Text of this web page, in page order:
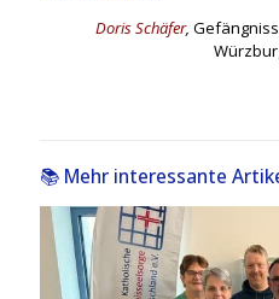
Doris Schäfer,
📚 Mehr interessante